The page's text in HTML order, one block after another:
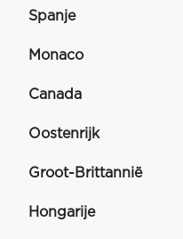
Spanje
Monaco
Canada
Oostenrijk
Groot-Brittannië
Hongarije